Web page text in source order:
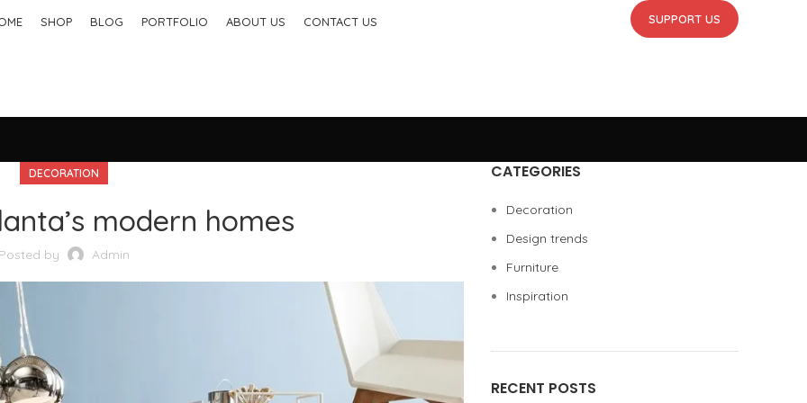
SHOP BLOG PORTFOLIO ABOUT US CONTACT US SUPPORT US
DECORATION
modern homes
Posted by Admin
CATEGORIES
Decoration
Design trends
Furniture
Inspiration
RECENT POSTS